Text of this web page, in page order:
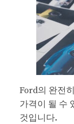
Ford의 완전
가격이 될 수
것입니다.